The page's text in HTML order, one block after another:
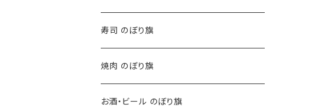
寿司 のぼり旗
焼肉 のぼり旗
お酒・ビール のぼり旗